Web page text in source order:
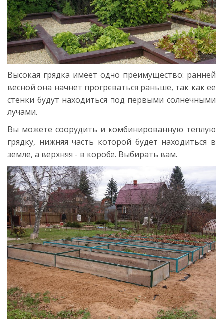
Высокая грядка имеет одно преимущество: ранней
весной она начнет прогреваться раньше, так как ее
стенки будут находиться под первыми солнечными
лучами.
Вы можете соорудить и комбинированную теплую
грядку, нижняя часть которой будет находиться в
земле, а верхняя - в коробе. Выбирать вам.